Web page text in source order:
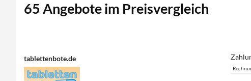
65 Angebote im Preisvergleich
tablettenbote.de